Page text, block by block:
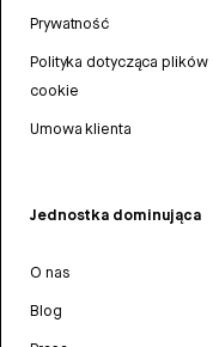
Prywatność
Polityka dotycząca plików
cookie
Umowa klienta
Jednostka dominująca
O nas
Blog